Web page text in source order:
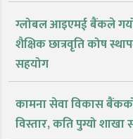
ग्लोबल आइएमई बैंकले
शैक्षिक छात्रवृति कोष
सहयोग
कामना सेवा विकास
विस्तार, कति पुग्यो शाखा